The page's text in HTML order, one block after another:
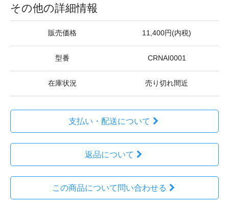
その他の詳細情報
販売価格 11,400円(内税)
型番 CRNAI0001
在庫状況 売り切れ間近
支払い・配送について
返品について
この商品について問い合わせる